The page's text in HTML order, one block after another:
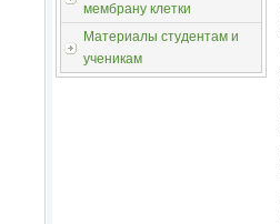
мембрану клетки
Материалы студентам и
ученикам